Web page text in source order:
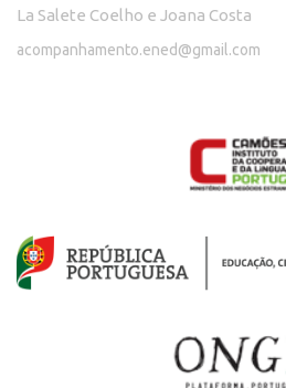
La Salete Coelho e Joana Costa
acompanhamento.ened@gmail.com